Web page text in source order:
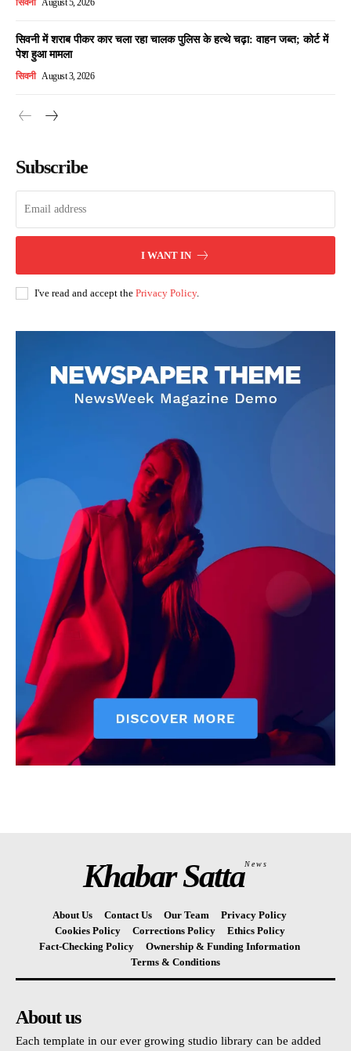
सिवनी August 5, 2026
सिवनी में शराब पीकर कार चला रहा चालक पुलिस के हत्थे चढ़ा: वाहन जब्त; कोर्ट में
पेश हुआ मामला
सिवनी August 3, 2026
Subscribe
I WANT IN
I've read and accept the Privacy Policy.
Khabar SattaNews
About Us Contact Us Our Team
Privacy Policy
Cookies Policy
Corrections Policy
Ethics Policy
Fact-Checking Policy
Ownership & Funding Information
Terms & Conditions
About us
Each template in our ever growing studio library can be added